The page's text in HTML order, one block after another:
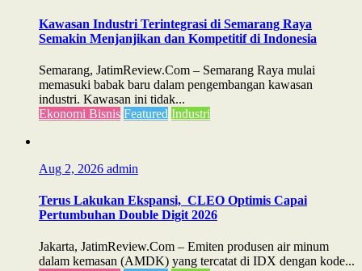
Kawasan Industri Terintegrasi di Semarang Raya
Semakin Menjanjikan dan Kompetitif di Indonesia
Semarang, JatimReview.Com – Semarang Raya mulai
memasuki babak baru dalam pengembangan kawasan
industri. Kawasan ini tidak...
Ekonomi Bisnis Featured Industri
Aug 2, 2026 admin
Terus Lakukan Ekspansi, CLEO Optimis Capai
Pertumbuhan Double Digit 2026
Jakarta, JatimReview.Com – Emiten produsen air minum
dalam kemasan (AMDK) yang tercatat di IDX dengan kode...